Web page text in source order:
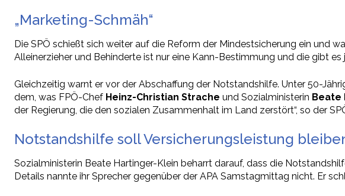
„Marketing-Schmäh“
Die SPÖ schießt sich weiter auf die Reform der Mindestsicherung ein und
Alleinerzieher und Behinderte ist nur eine Kann-Bestimmung und die gibt
Gleichzeitig warnt er vor der Abschaffung der Notstandshilfe. Unter 50-
dem, was FPÖ-Chef Heinz-Christian Strache und Sozialministerin Beate
der Regierung, die den sozialen Zusammenhalt im Land zerstört“, so der
Notstandshilfe soll Versicherungsleistung
Sozialministerin Beate Hartinger-Klein beharrt darauf, dass die
Details nannte ihr Sprecher gegenüber der APA Samstagmittag nicht. Er